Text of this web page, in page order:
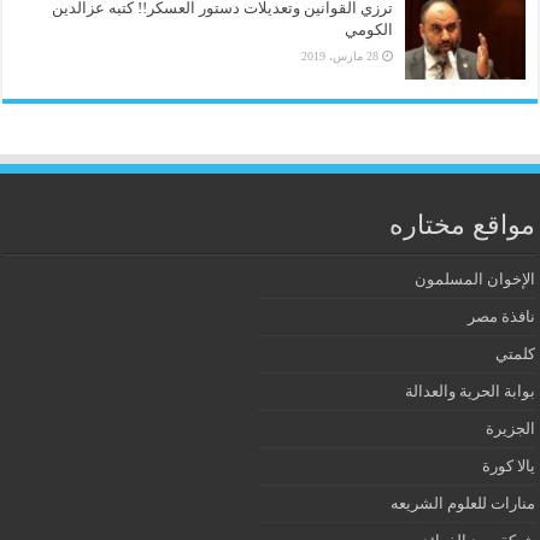
ترزي القوانين وتعديلات دستور العسكر!! كتبه عزالدين
الكومي
28 مارس، 2019
مواقع مختاره
الإخوان المسلمون
نافذة مصر
كلمتي
بوابة الحرية والعدالة
الجزيرة
يالا كورة
منارات للعلوم الشريعه